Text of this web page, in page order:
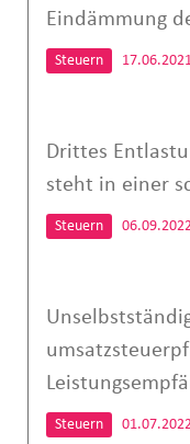
Eindämmung
Steuern
Drittes
steht in einer
Steuern
Steuern